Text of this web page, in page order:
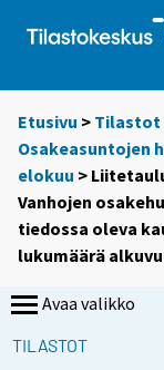
Etusivu > Tilastot
Osakeasuntojen
elokuu >
Vanhojen
tiedossa oleva
lukumäärä
Avaa valikko
TILASTOT